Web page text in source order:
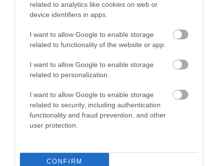
related to analytics like cookies on web or
device identifiers in apps.
I want to allow Google to enable storage
related to functionality of the website or app.
I want to allow Google to enable storage
related to personalization.
I want to allow Google to enable storage
related to security, including authentication
functionality and fraud prevention, and other
user protection.
CONFIRM
AUTO - MOTO 10:48
Η Porsche SE ανακοίνωσε ζημία 2,22 δισ. ευρώ για
το πρώτο εξάμηνο του 2026! – Πίεση για
περικοπές στην Volkswagen
CELEBRITIES 10:39
Ανδρομάχη για την περιπέτεια με την υγεία της:
«Μην ανησυχείτε, το ’χω» – H φωτογραφία με
ορό
οδηγούς… χορέψουν (βίντεο)